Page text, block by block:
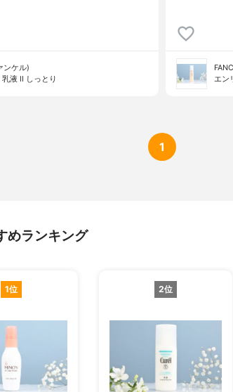
ンケル)
液 II しっとり
エン
1
めランキング
1位 2位